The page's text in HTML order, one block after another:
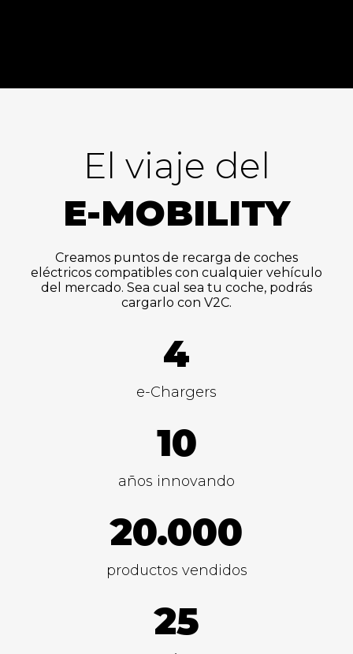
El viaje del
E-MOBILITY
Creamos puntos de recarga de coches
eléctricos compatibles con cualquier vehículo
del mercado. Sea cual sea tu coche, podrás
cargarlo con V2C.
4
e-Chargers
10
años innovando
20.000
productos vendidos
25